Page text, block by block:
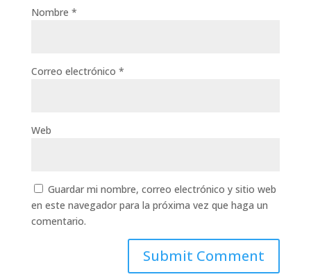
Nombre *
Correo electrónico *
Web
Guardar mi nombre, correo electrónico y sitio web
en este navegador para la próxima vez que haga un
comentario.